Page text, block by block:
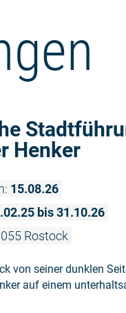
Henker
15.08.26
bis 31.10.26
Rostock
von seiner dunklen
auf einem